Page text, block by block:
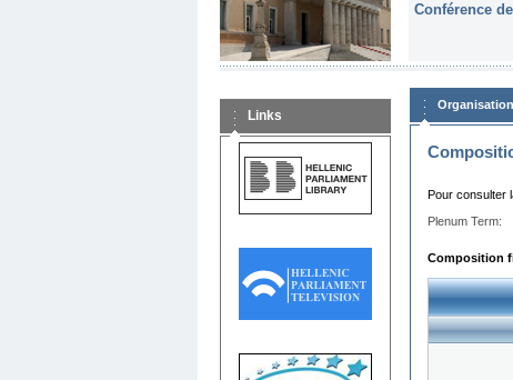
Conférence
Links
Pour consulter
Plenum Term:
Composition